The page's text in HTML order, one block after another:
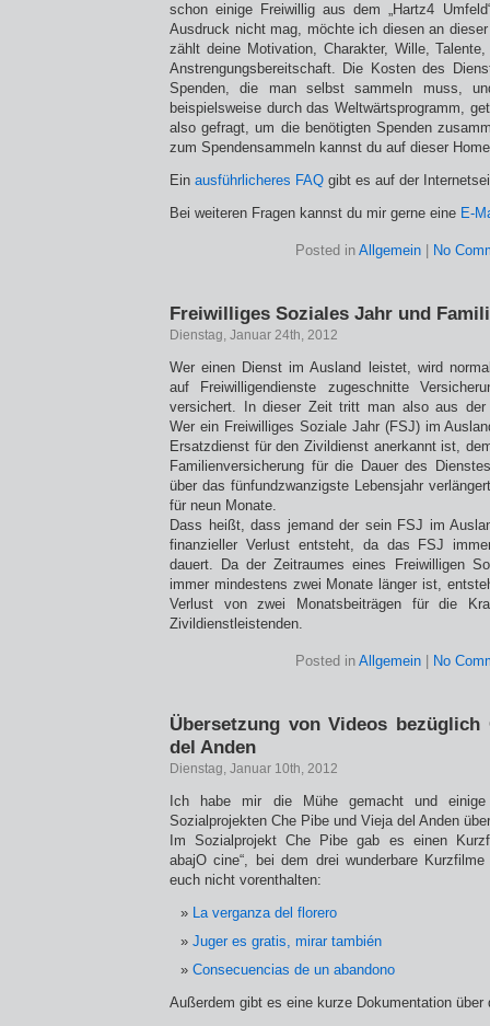
schon einige Freiwillig aus dem „Hartz4
Ausdruck nicht mag, möchte ich diesen an
zählt deine Motivation, Charakter, Wille,
Anstrengungsbereitschaft. Die Kosten des
Spenden, die man selbst sammeln muss,
beispielsweise durch das Weltwärtsprogramm,
also gefragt, um die benötigten Spenden
zum Spendensammeln kannst du auf dieser
Ein ausführlicheres FAQ gibt es auf der
Bei weiteren Fragen kannst du mir gerne eine E-
Posted in Allgemein No
Freiwilliges Soziales Jahr und
Dienstag, Januar 24th, 2012
Wer einen Dienst im Ausland leistet, wird
auf Freiwilligendienste zugeschnitte
versichert. In dieser Zeit tritt man also aus der
Wer ein Freiwilliges Soziale Jahr (FSJ) im
Ersatzdienst für den Zivildienst anerkannt ist,
Familienversicherung für die Dauer des
über das fünfundzwanzigste Lebensjahr
für neun Monate.
Dass heißt, dass jemand der sein FSJ im
finanzieller Verlust entsteht, da das FSJ
dauert. Da der Zeitraumes eines Freiwilligen
immer mindestens zwei Monate länger ist,
Verlust von zwei Monatsbeiträgen für die
Zivildienstleistenden.
Posted in Allgemein No
Übersetzung von Videos
del Anden
Dienstag, Januar 10th, 2012
Ich habe mir die Mühe gemacht und
Sozialprojekten Che Pibe und Vieja del Anden
Im Sozialprojekt Che Pibe gab es einen
abajO cine“, bei dem drei wunderbare
euch nicht vorenthalten:
La verganza del florero
Juger es gratis, mirar también
Consecuencias de un abandono
Außerdem gibt es eine kurze Dokumentation über